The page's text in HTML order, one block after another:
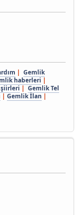
| Gemlik
haberleri |
| Gemlik Tel
| Gemlik İlan |